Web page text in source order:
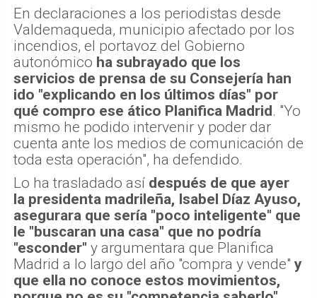
En declaraciones a los periodistas desde
Valdemaqueda, municipio afectado por los
incendios, el portavoz del Gobierno
autonómico ha subrayado que los
servicios de prensa de su Consejería han
ido "explicando en los últimos días" por
qué compro ese ático Planifica Madrid. "Yo
mismo he podido intervenir y poder dar
cuenta ante los medios de comunicación de
toda esta operación", ha defendido.
Lo ha trasladado así después de que ayer
la presidenta madrileña, Isabel Díaz Ayuso,
asegurara que sería "poco inteligente" que
le "buscaran una casa" que no podría
"esconder" y argumentara que Planifica
Madrid a lo largo del año "compra y vende" y
que ella no conoce estos movimientos,